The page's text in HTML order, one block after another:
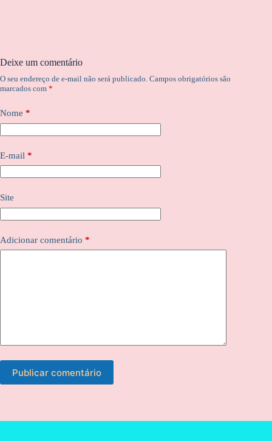
Deixe um comentário
O seu endereço de e-mail não será publicado. Campos obrigatórios são
marcados com *
Nome *
E-mail *
Site
Adicionar comentário *
Publicar comentário